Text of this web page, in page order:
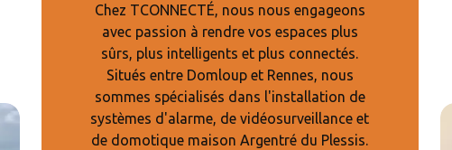
Chez TCONNECTÉ, nous nous engageons
avec passion à rendre vos espaces plus
sûrs, plus intelligents et plus connectés.
Situés entre Domloup et Rennes, nous
sommes spécialisés dans l'installation de
systèmes d'alarme, de vidéosurveillance et
de domotique maison Argentré du Plessis.